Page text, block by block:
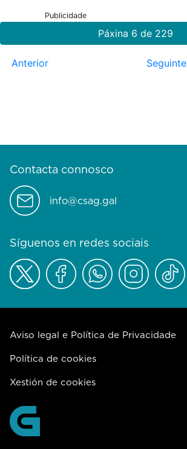
Publicidade
Páxina 6 de 229
Anterior Seguinte
Contacta connosco
info@csag.gal
Síguenos en redes sociais
Aviso legal e Política de Privacidade
Política de cookies
Xestión de cookies